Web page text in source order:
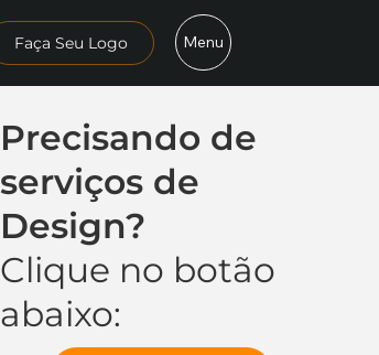
Faça Seu Logo Menu
Precisando de
serviços de
Design?
Clique no botão
abaixo: